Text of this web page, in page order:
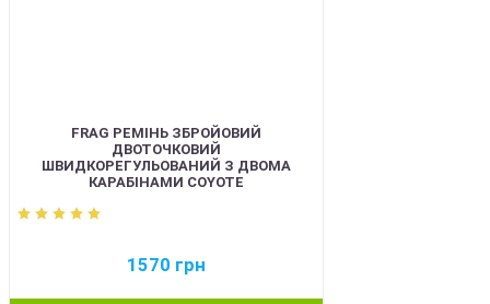
FRAG РЕМІНЬ ЗБРОЙОВИЙ
ДВОТОЧКОВИЙ
ШВИДКОРЕГУЛЬОВАНИЙ З ДВОМА
КАРАБІНАМИ COYOTE
1570 грн